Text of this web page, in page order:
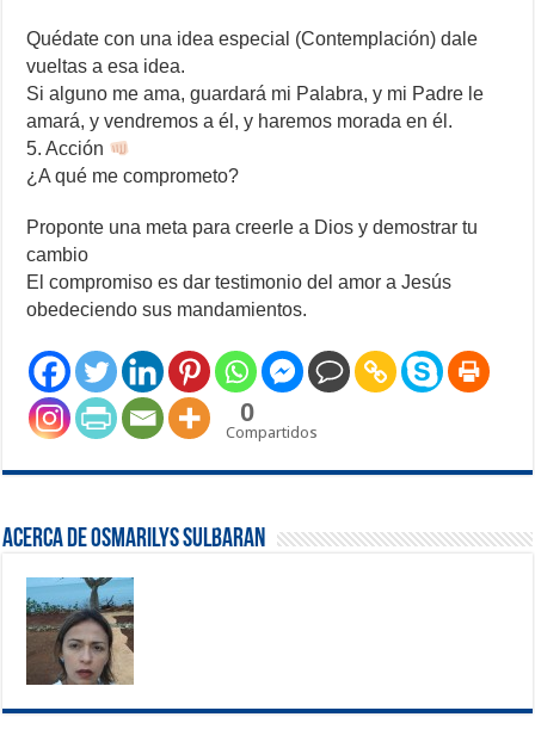
Quédate con una idea especial (Contemplación) dale
vueltas a esa idea.
Si alguno me ama, guardará mi Palabra, y mi Padre le
amará, y vendremos a él, y haremos morada en él.
5. Acción
¿A qué me comprometo?
Proponte una meta para creerle a Dios y demostrar tu
cambio
El compromiso es dar testimonio del amor a Jesús
obedeciendo sus mandamientos.
0
Compartidos
Acerca de Osmarilys Sulbaran